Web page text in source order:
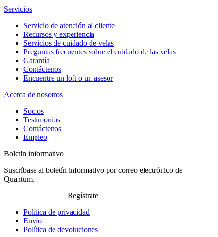
Servicios
Servicio de atención al cliente
Recursos y experiencia
Servicios de cuidado de velas
Preguntas frecuentes sobre el cuidado de las velas
Garantía
Contáctenos
Encuentre un loft o un asesor
Acerca de nosotros
Socios
Testimonios
Contáctenos
Empleo
Boletín informativo
Suscríbase al boletín informativo por correo electrónico de
Quantum.
Regístrate
Política de privacidad
Envío
Política de devoluciones